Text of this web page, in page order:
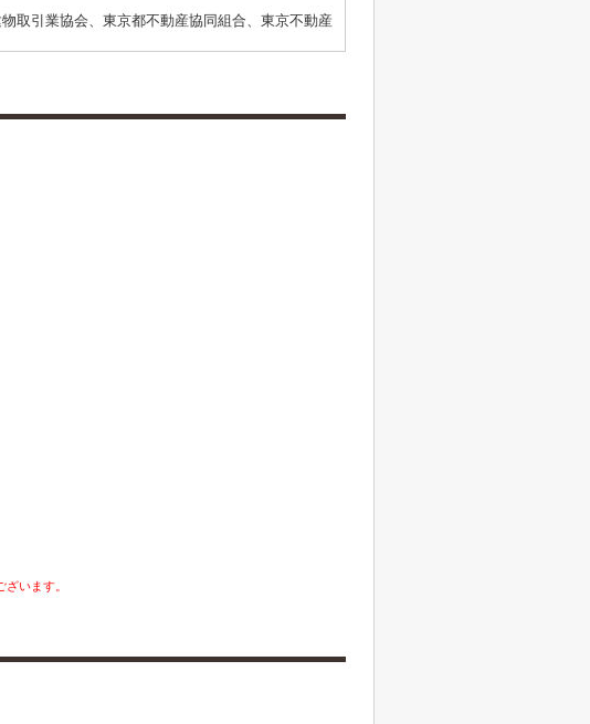
取引業協会、東京都不動産協同組合、東京不動産
います。